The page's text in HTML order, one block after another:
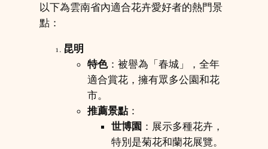
以下為雲南省內適合花卉愛好者的熱門景
點：
昆明
特色：被譽為「春城」，全年
適合賞花，擁有眾多公園和花
市。
推薦景點：
世博園 ：展示多種花卉，
特別是菊花和蘭花展覽。